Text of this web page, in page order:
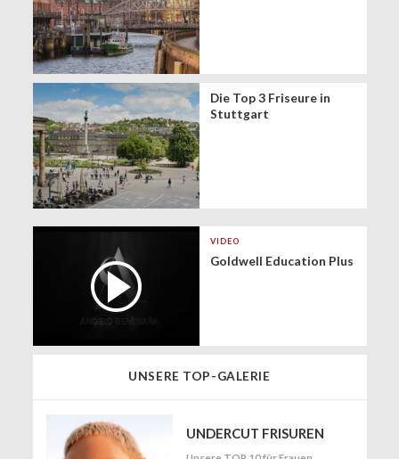
Die Top 3 Friseure in
Stuttgart
VIDEO
Goldwell Education Plus
UNSERE TOP-GALERIE
UNDERCUT FRISUREN